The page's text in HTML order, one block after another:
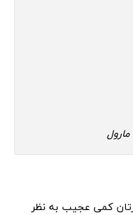
کمی عجیب به نظر